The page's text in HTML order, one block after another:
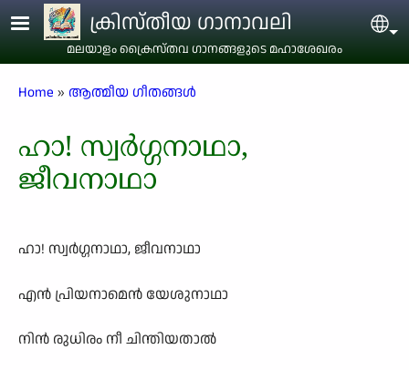
Skip to main contentക്രിസ്തീയ ഗാനാവലി
മലയാളം ക്രൈസ്തവ ഗാനങ്ങളുടെ മഹാശേഖരം
Breadcrumb
Home ആത്മീയ ഗീതങ്ങൾ
ഹാ! സ്വർഗ്ഗനാഥാ,
ജീവനാഥാ
ഹാ! സ്വർഗ്ഗനാഥാ, ജീവനാഥാ
എൻ പ്രിയനാമെൻ യേശുനാഥാ
നിൻ രുധിരം നീ ചിന്തിയതാൽ